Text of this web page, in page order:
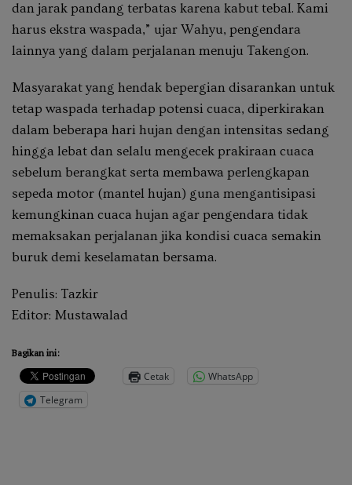
dan jarak pandang terbatas karena kabut tebal. Kami
harus ekstra waspada,” ujar Wahyu, pengendara
lainnya yang dalam perjalanan menuju Takengon.
Masyarakat yang hendak bepergian disarankan untuk
tetap waspada terhadap potensi cuaca, diperkirakan
dalam beberapa hari hujan dengan intensitas sedang
hingga lebat dan selalu mengecek prakiraan cuaca
sebelum berangkat serta membawa perlengkapan
sepeda motor (mantel hujan) guna mengantisipasi
kemungkinan cuaca hujan agar pengendara tidak
memaksakan perjalanan jika kondisi cuaca semakin
buruk demi keselamatan bersama.
Penulis: Tazkir
Editor: Mustawalad
Bagikan ini:
Cetak
WhatsApp
Telegram